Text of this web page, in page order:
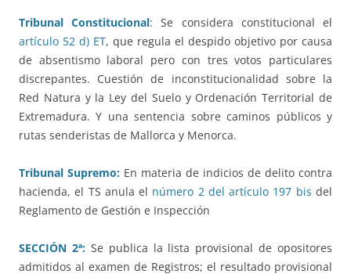
Tribunal Constitucional: Se considera constitucional el
artículo 52 d) ET, que regula el despido objetivo por causa
de absentismo laboral pero con tres votos particulares
discrepantes. Cuestión de inconstitucionalidad sobre la
Red Natura y la Ley del Suelo y Ordenación Territorial de
Extremadura. Y una sentencia sobre caminos públicos y
rutas senderistas de Mallorca y Menorca.
Tribunal Supremo: En materia de indicios de delito contra
hacienda, el TS anula el número 2 del artículo 197 bis del
Reglamento de Gestión e Inspección
SECCIÓN 2ª:Se publica la lista provisional de opositores
admitidos al examen de Registros; el resultado provisional